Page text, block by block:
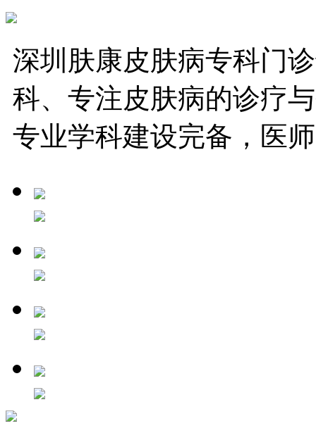
深圳肤康皮肤病专科门
科、专注皮肤病的诊疗
专业学科建设完备，医